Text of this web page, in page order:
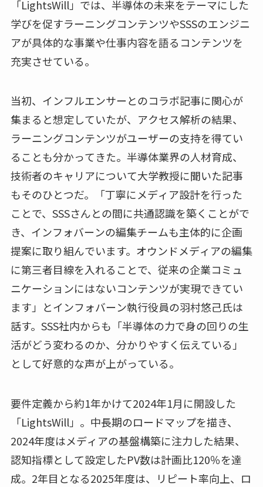
「LightsWill」では、半導体の未来をテーマにした
学びを促すラーニングコンテンツやSSSのエンジニ
アが具体的な事業や仕事内容を語るコンテンツを
充実させている。
当初、インフルエンサーとのコラボ記事に関心が
集まると想定していたが、アクセス解析の結果、
ラーニングコンテンツがユーザーの支持を得てい
ることも分かってきた。半導体業界の人材育成、
技術者のキャリアについて大学教授に聞いた記事
もそのひとつだ。「丁寧にメディア設計を行った
ことで、SSSさんとの間に共通認識を築くことがで
き、インフォバーンの編集チームも主体的に企画
提案に取り組んでいます。オウンドメディアの編集
に第三者目線を入れることで、従来の企業コミュ
ニケーションにはないコンテンツが実現できてい
ます」とインフォバーン執行役員の羽村悠己氏は
話す。SSS社内からも「半導体の力で身の回りの生
活がどう変わるのか、分かりやすく伝えている」
として好意的な声が上がっている。
要件定義から約1年かけて2024年1月に開設した
「LightsWill」。中長期のロードマップを描き、
2024年度はメディアの基盤構築に注力した結果、
認知指標として設定したPV数は計画比120％を達
成。2年目となる2025年度は、リピート率向上、ロ